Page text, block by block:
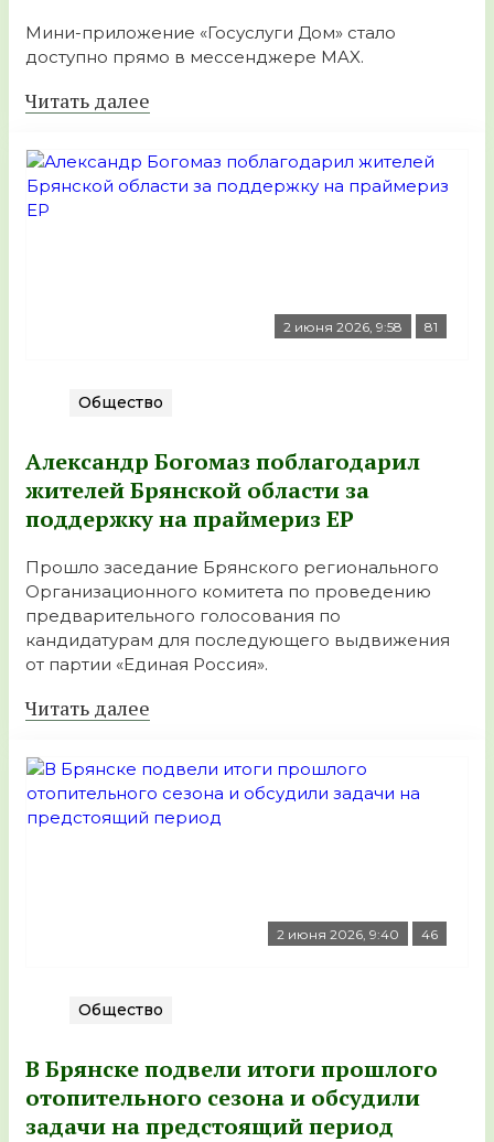
Мини-приложение «Госуслуги Дом» стало
доступно прямо в мессенджере MAX.
Читать далее
2 июня 2026, 9:58 81
Общество
Александр Богомаз поблагодарил
жителей Брянской области за
поддержку на праймериз ЕР
Прошло заседание Брянского регионального
Организационного комитета по проведению
предварительного голосования по
кандидатурам для последующего выдвижения
от партии «Единая Россия».
Читать далее
2 июня 2026, 9:40 46
Общество
В Брянске подвели итоги прошлого
отопительного сезона и обсудили
задачи на предстоящий период